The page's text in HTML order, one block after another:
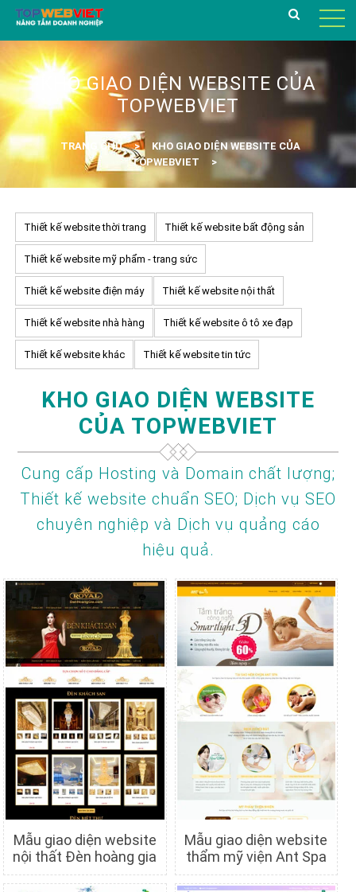
KHO GIAO DIỆN WEBSITE CỦA
TOPWEBVIET
TRANG CHỦ
KHO GIAO DIỆN WEBSITE CỦA
TOPWEBVIET
Thiết kế website thời trang Thiết kế website bất động sản
Thiết kế website mỹ phẩm - trang sức
Thiết kế website điện máy Thiết kế website nội thất
Thiết kế website nhà hàng Thiết kế website ô tô xe đạp
Thiết kế website khác Thiết kế website tin tức
KHO GIAO DIỆN WEBSITE
CỦA TOPWEBVIET
Cung cấp Hosting và Domain chất lượng;
Thiết kế website chuẩn SEO; Dịch vụ SEO
chuyên nghiệp và Dịch vụ quảng cáo
hiệu quả.
Chi tiết Xem trước
Mẫu giao diện website
nội thất Đèn hoàng gia
Chi tiết Xem trước
Mẫu giao diện website
thẩm mỹ viện Ant Spa